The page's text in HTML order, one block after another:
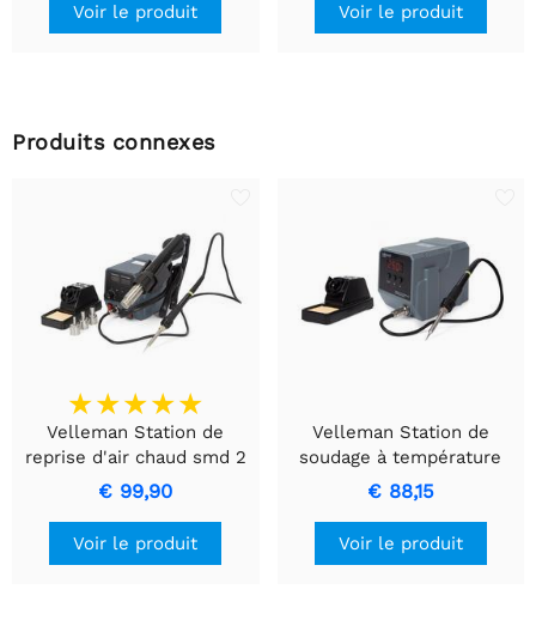
Voir le produit Voir le produit
Produits connexes
Velleman Station de
reprise d'air chaud smd 2
en 1
€ 99,90
Voir le produit
Velleman Station de
soudage à température
contrôlée
€ 88,15
Voir le produit